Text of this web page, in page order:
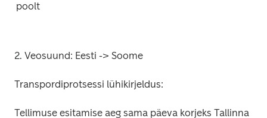
poolt
2. Veosuund: Eesti -> Soome
Transpordiprotsessi lühikirjeldus:
Tellimuse esitamise aeg sama päeva korjeks Tallinna